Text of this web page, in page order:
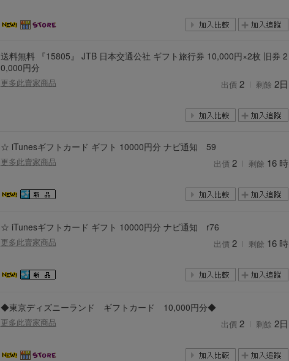
送料無料 『15805』 JTB 日本交通公社 ギフト旅行券 10,000円×2枚 旧券 2
0,000円分
更多此賣家商品 出價 2 剩餘 2日
☆ iTunesギフトカード ギフト 10000円分 ナビ通知 59
更多此賣家商品 出價 2 剩餘 16 時
☆ iTunesギフトカード ギフト 10000円分 ナビ通知 r76
更多此賣家商品 出價 2 剩餘 16 時
◆東京ディズニーランド ギフトカード 10,000円分◆
更多此賣家商品 出價 2 剩餘 2日